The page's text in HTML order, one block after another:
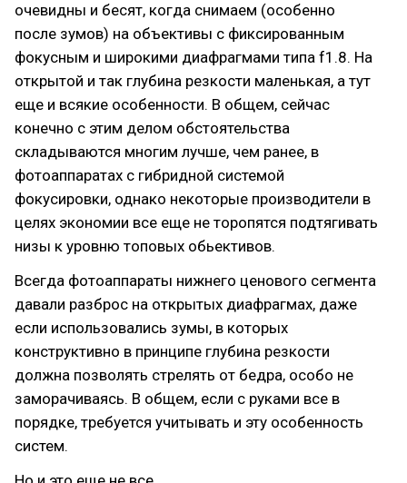
очевидны и бесят, когда снимаем (особенно
после зумов) на объективы с фиксированным
фокусным и широкими диафрагмами типа f1.8. На
открытой и так глубина резкости маленькая, а тут
еще и всякие особенности. В общем, сейчас
конечно с этим делом обстоятельства
складываются многим лучше, чем ранее, в
фотоаппаратах с гибридной системой
фокусировки, однако некоторые производители в
целях экономии все еще не торопятся подтягивать
низы к уровню топовых обьективов.
Всегда фотоаппараты нижнего ценового сегмента
давали разброс на открытых диафрагмах, даже
если использовались зумы, в которых
конструктивно в принципе глубина резкости
должна позволять стрелять от бедра, особо не
заморачиваясь. В общем, если с руками все в
порядке, требуется учитывать и эту особенность
систем.